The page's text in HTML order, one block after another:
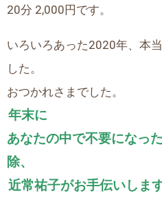
20分 2,000円です。
いろいろあった2020年、本
した。
おつかれさまでした。
年末に
あなたの中で不要になっ
除、
近常祐子がお手伝いしま